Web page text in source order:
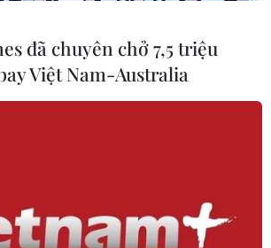
đã chuyên chở 7,5 triệu
Việt Nam-Australia